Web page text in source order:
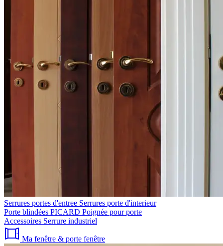
Serrures portes d'entree Serrures porte d'interieur
Porte blindées PICARD Poignée pour porte
Accessoires Serrure industriel
Ma fenêtre & porte fenêtre